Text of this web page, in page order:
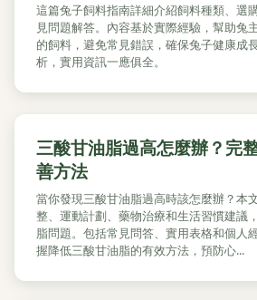
這篇兔子飼料指南詳細介紹飼料種類、選
見問題解答。內容基於實際經驗，幫助兔
的飼料，避免常見錯誤，確保兔子健康成
析，實用資訊一應俱全。
三酸甘油脂過高怎麼辦？完
善方法
當你發現三酸甘油脂過高時該怎麼辦？本
整、運動計劃、藥物治療和生活習慣建議
脂問題。包括常見問答、實用表格和個人
握降低三酸甘油脂的有效方法，預防心...